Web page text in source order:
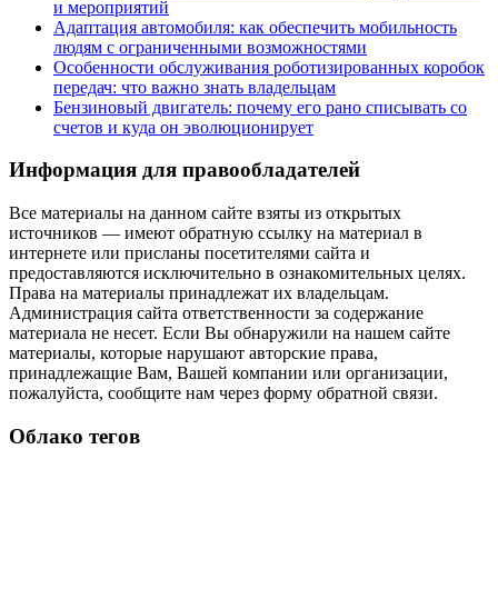
и мероприятий
Адаптация автомобиля: как обеспечить мобильность
людям с ограниченными возможностями
Особенности обслуживания роботизированных коробок
передач: что важно знать владельцам
Бензиновый двигатель: почему его рано списывать со
счетов и куда он эволюционирует
Информация для правообладателей
Все материалы на данном сайте взяты из открытых
источников — имеют обратную ссылку на материал в
интернете или присланы посетителями сайта и
предоставляются исключительно в ознакомительных целях.
Права на материалы принадлежат их владельцам.
Администрация сайта ответственности за содержание
материала не несет. Если Вы обнаружили на нашем сайте
материалы, которые нарушают авторские права,
принадлежащие Вам, Вашей компании или организации,
пожалуйста, сообщите нам через форму обратной связи.
Облако тегов